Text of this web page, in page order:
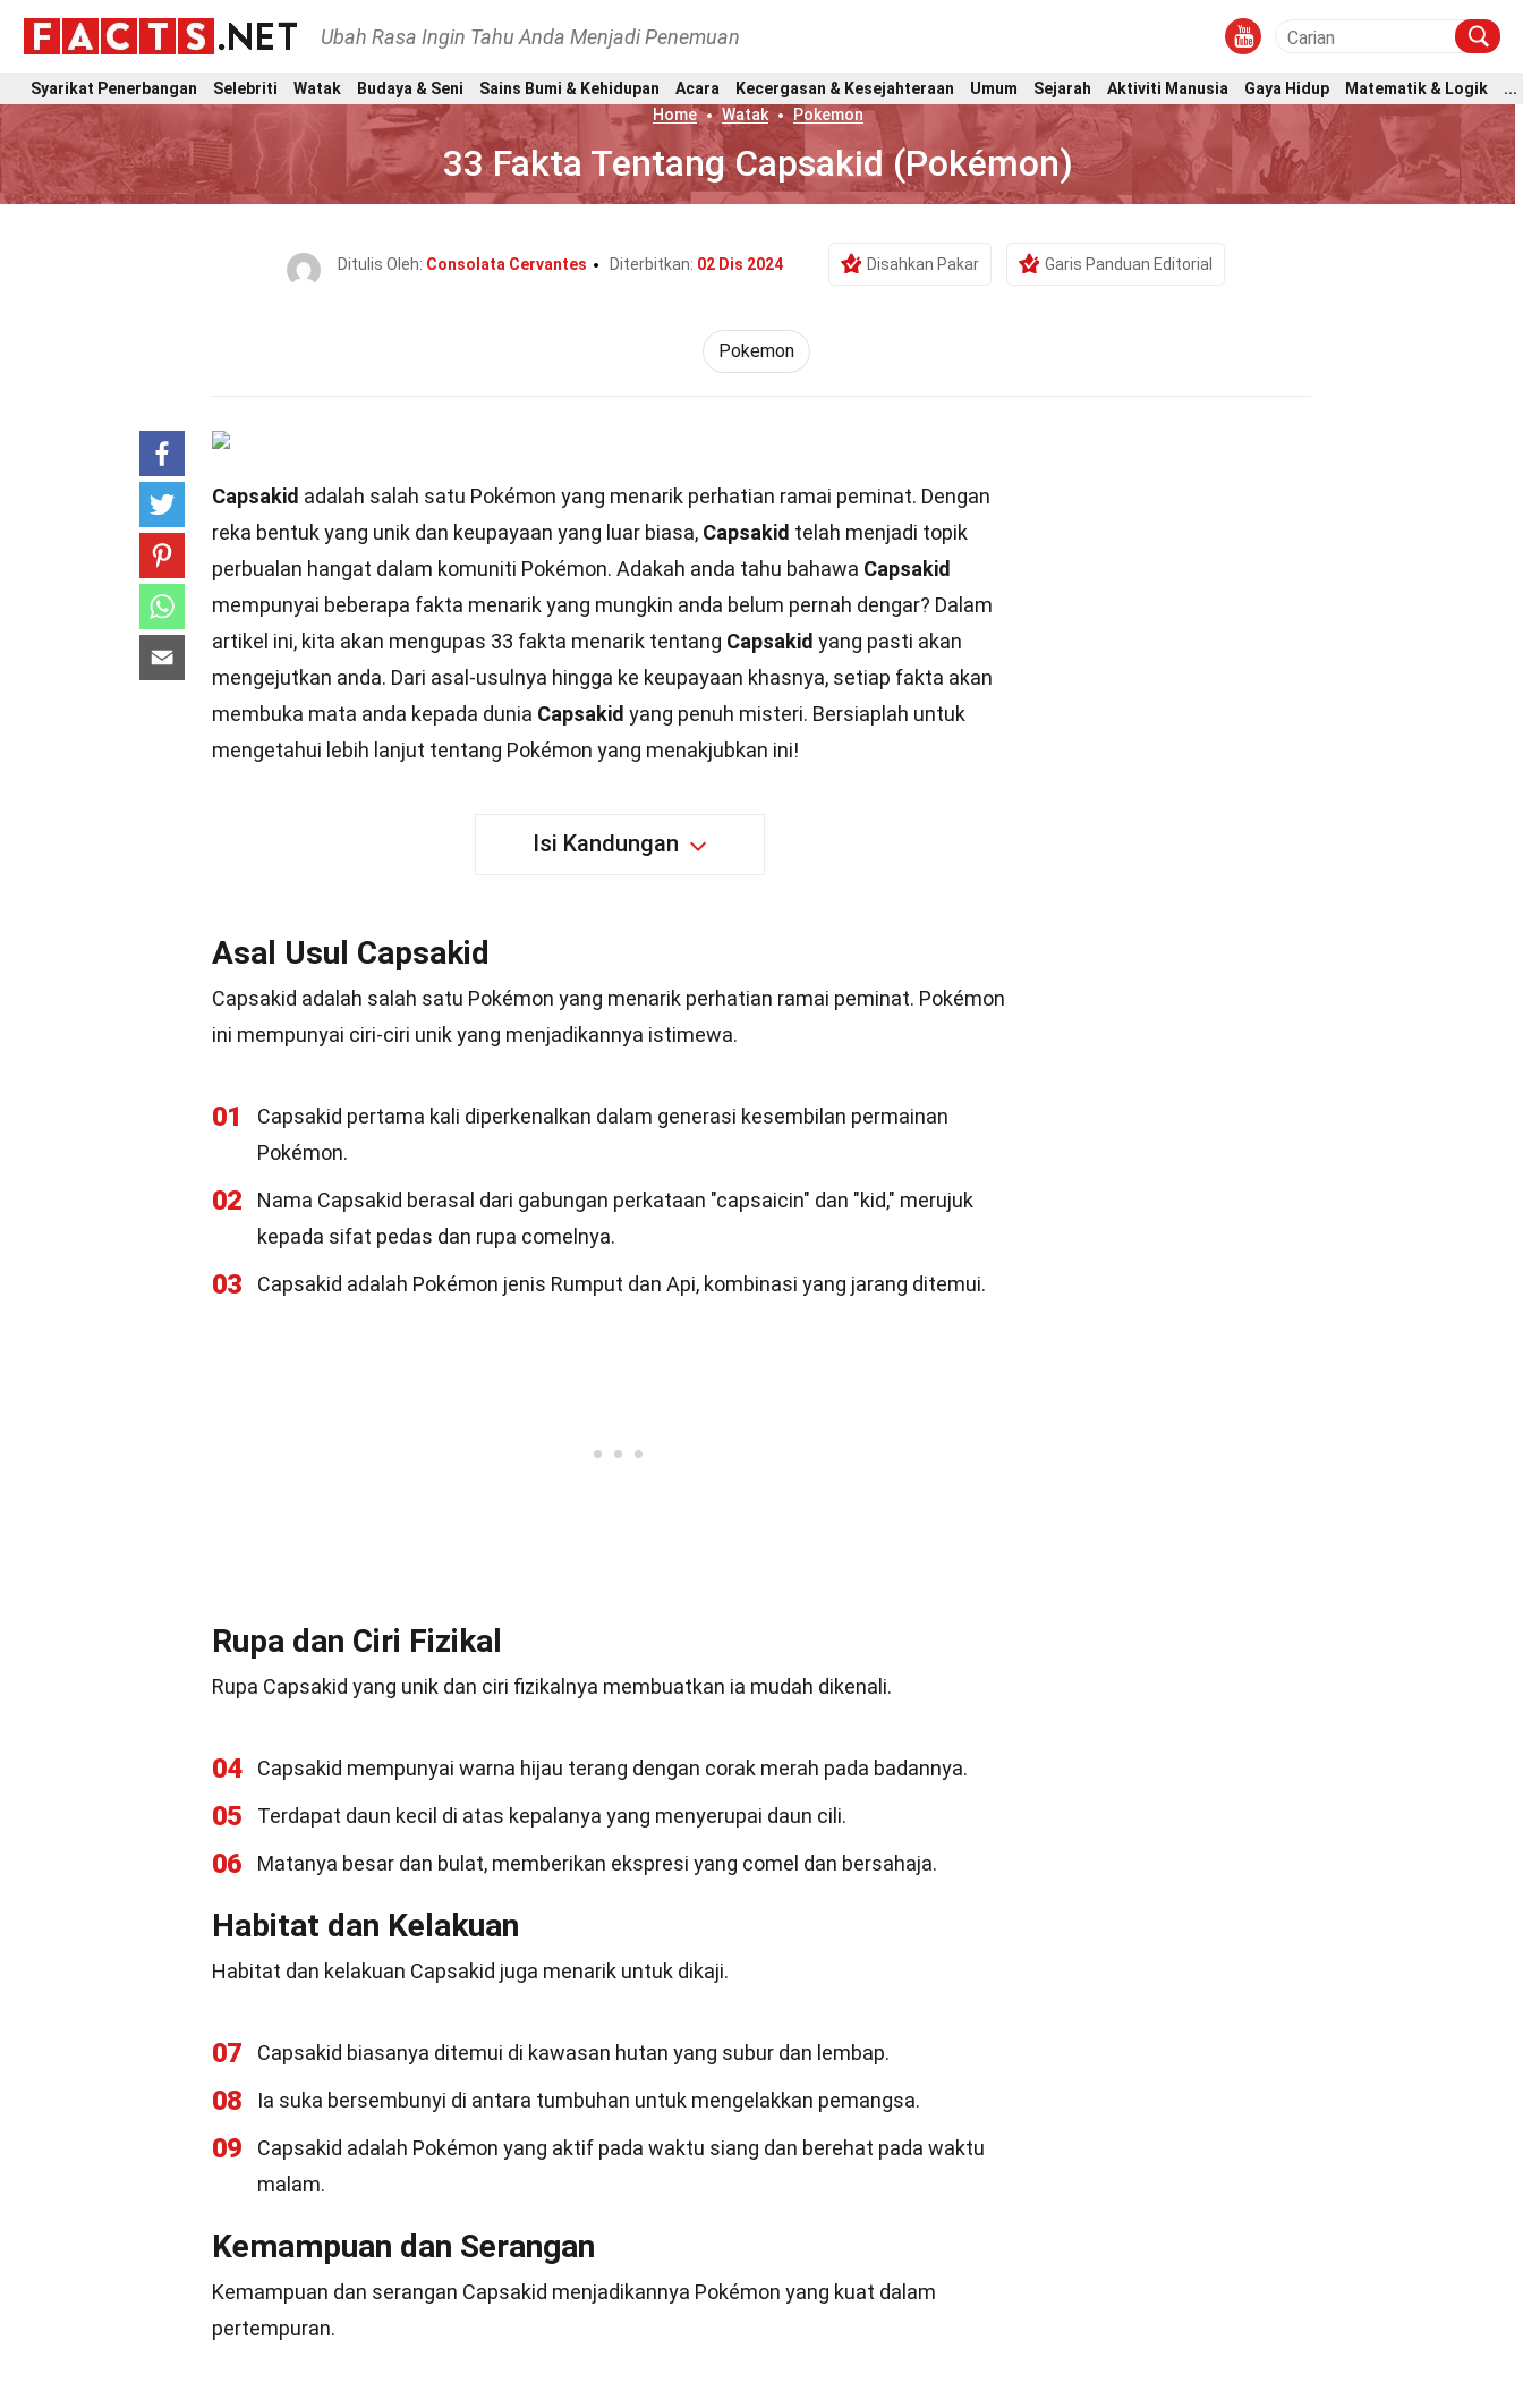
Ubah Rasa Ingin Tahu Anda Menjadi Penemuan
Syarikat Penerbangan Selebriti Watak Budaya & Seni Sains Bumi & Kehidupan Acara Kecergasan & Kesejahteraan Umum Sejarah Aktiviti Manusia Gaya Hidup Matematik & Logik
...
Home
Watak Pokemon
33 Fakta Tentang Capsakid (Pokémon)
Ditulis Oleh: Consolata Cervantes Diterbitkan: 02 Dis 2024 Disahkan Pakar Garis Panduan Editorial
Pokemon
Capsakid adalah salah satu Pokémon yang menarik perhatian ramai peminat. Dengan
reka bentuk yang unik dan keupayaan yang luar biasa, Capsakid telah menjadi topik
perbualan hangat dalam komuniti Pokémon. Adakah anda tahu bahawa Capsakid
mempunyai beberapa fakta menarik yang mungkin anda belum pernah dengar? Dalam
artikel ini, kita akan mengupas 33 fakta menarik tentang Capsakid yang pasti akan
mengejutkan anda. Dari asal-usulnya hingga ke keupayaan khasnya, setiap fakta akan
membuka mata anda kepada dunia Capsakid yang penuh misteri. Bersiaplah untuk
mengetahui lebih lanjut tentang Pokémon yang menakjubkan ini!
Isi Kandungan
Asal Usul Capsakid
Capsakid adalah salah satu Pokémon yang menarik perhatian ramai peminat. Pokémon
ini mempunyai ciri-ciri unik yang menjadikannya istimewa.
01
Capsakid pertama kali diperkenalkan dalam generasi kesembilan permainan
Pokémon.
02
Nama Capsakid berasal dari gabungan perkataan "capsaicin" dan "kid," merujuk
kepada sifat pedas dan rupa comelnya.
03 Capsakid adalah Pokémon jenis Rumput dan Api, kombinasi yang jarang ditemui.
Rupa dan Ciri Fizikal
Rupa Capsakid yang unik dan ciri fizikalnya membuatkan ia mudah dikenali.
04 Capsakid mempunyai warna hijau terang dengan corak merah pada badannya.
05 Terdapat daun kecil di atas kepalanya yang menyerupai daun cili.
06 Matanya besar dan bulat, memberikan ekspresi yang comel dan bersahaja.
Habitat dan Kelakuan
Habitat dan kelakuan Capsakid juga menarik untuk dikaji.
07 Capsakid biasanya ditemui di kawasan hutan yang subur dan lembap.
08 Ia suka bersembunyi di antara tumbuhan untuk mengelakkan pemangsa.
09
Capsakid adalah Pokémon yang aktif pada waktu siang dan berehat pada waktu
malam.
Kemampuan dan Serangan
Kemampuan dan serangan Capsakid menjadikannya Pokémon yang kuat dalam
pertempuran.